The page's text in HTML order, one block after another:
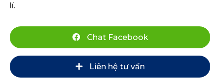
lí.
Chat Facebook
Liên hệ tư vấn